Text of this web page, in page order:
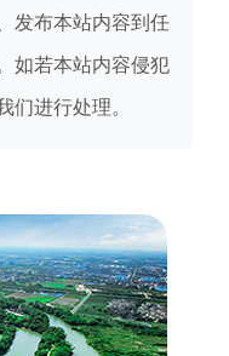
发布本站内容到任
如若本站内容侵犯
进行处理。